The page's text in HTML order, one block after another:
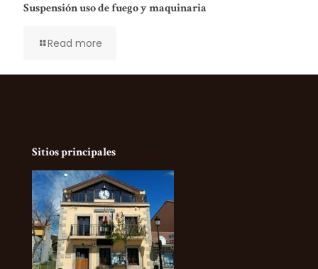
Suspensión uso de fuego y maquinaria
Read more
Sitios principales